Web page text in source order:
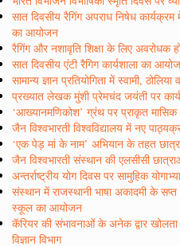
सात दिवसीय रैगिंग अपराध निषेध
का आयोजन
रैगिंग और नशावृति शिक्षा के लिए अवरोधक
सात दिवसीय एंटी रैगिग कार्यशाला का
सामान्य ज्ञान प्रतियोगिता में स्वामी,
प्रख्यात लेखक मुंशी प्रेमचंद जयंती पर
‘आख्यानमणिकोश’ ग्रंथ पर प्राकृत मासिक
जैन विश्वभारती विश्वविद्यालय में नए
‘एक पेड़ मां के नाम’ अभियान के तहत
जैन विश्वभारती संस्थान की एलसीसी
अन्तर्राष्ट्रीय योग दिवस पर सामुहिक
संस्थान में राजस्थानी भाषा अकादमी के सप्त
स्कूल का आयोजन
कॅरियर की संभावनाओं के अनेक द्वार खोलता
विज्ञान विभाग